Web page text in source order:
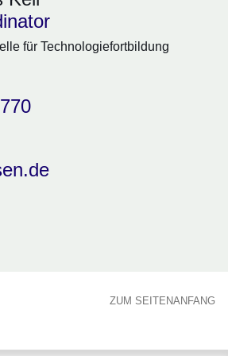
für Technologiefortbildung
ZUM SEITENANFANG